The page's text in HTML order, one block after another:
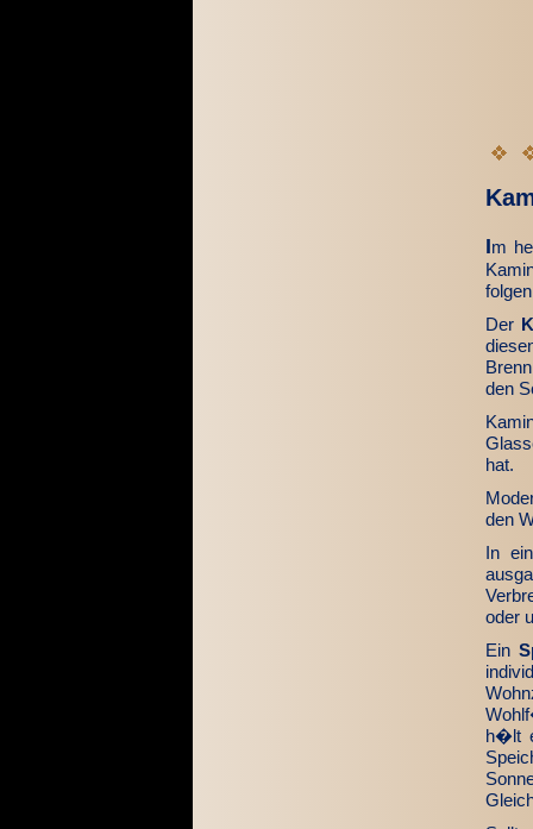
Im
Der
den
hat.
den
In
oder
Ein
h�lt